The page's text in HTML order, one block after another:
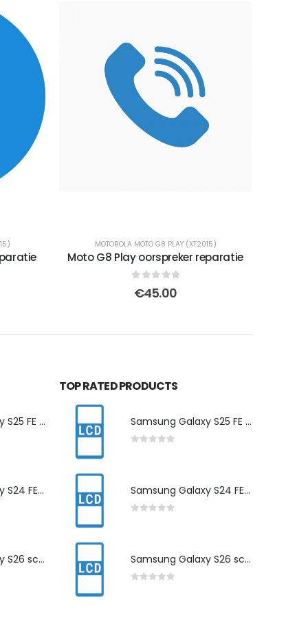
MOTOROLA MOTO G8 PLAY (XT2015)
Moto G8 Play oorspreker reparatie
out of 5
€45.00
Samsung Galaxy S25 FE scherm herstelling
Samsung Galaxy S24 FE scherm herstelling
Samsung Galaxy S26 scherm herstelling
TOP RATED PRODUCTS
Samsung Galaxy S25 FE scherm herstelling
Samsung Galaxy S24 FE scherm herstelling
Samsung Galaxy S26 scherm herstelling